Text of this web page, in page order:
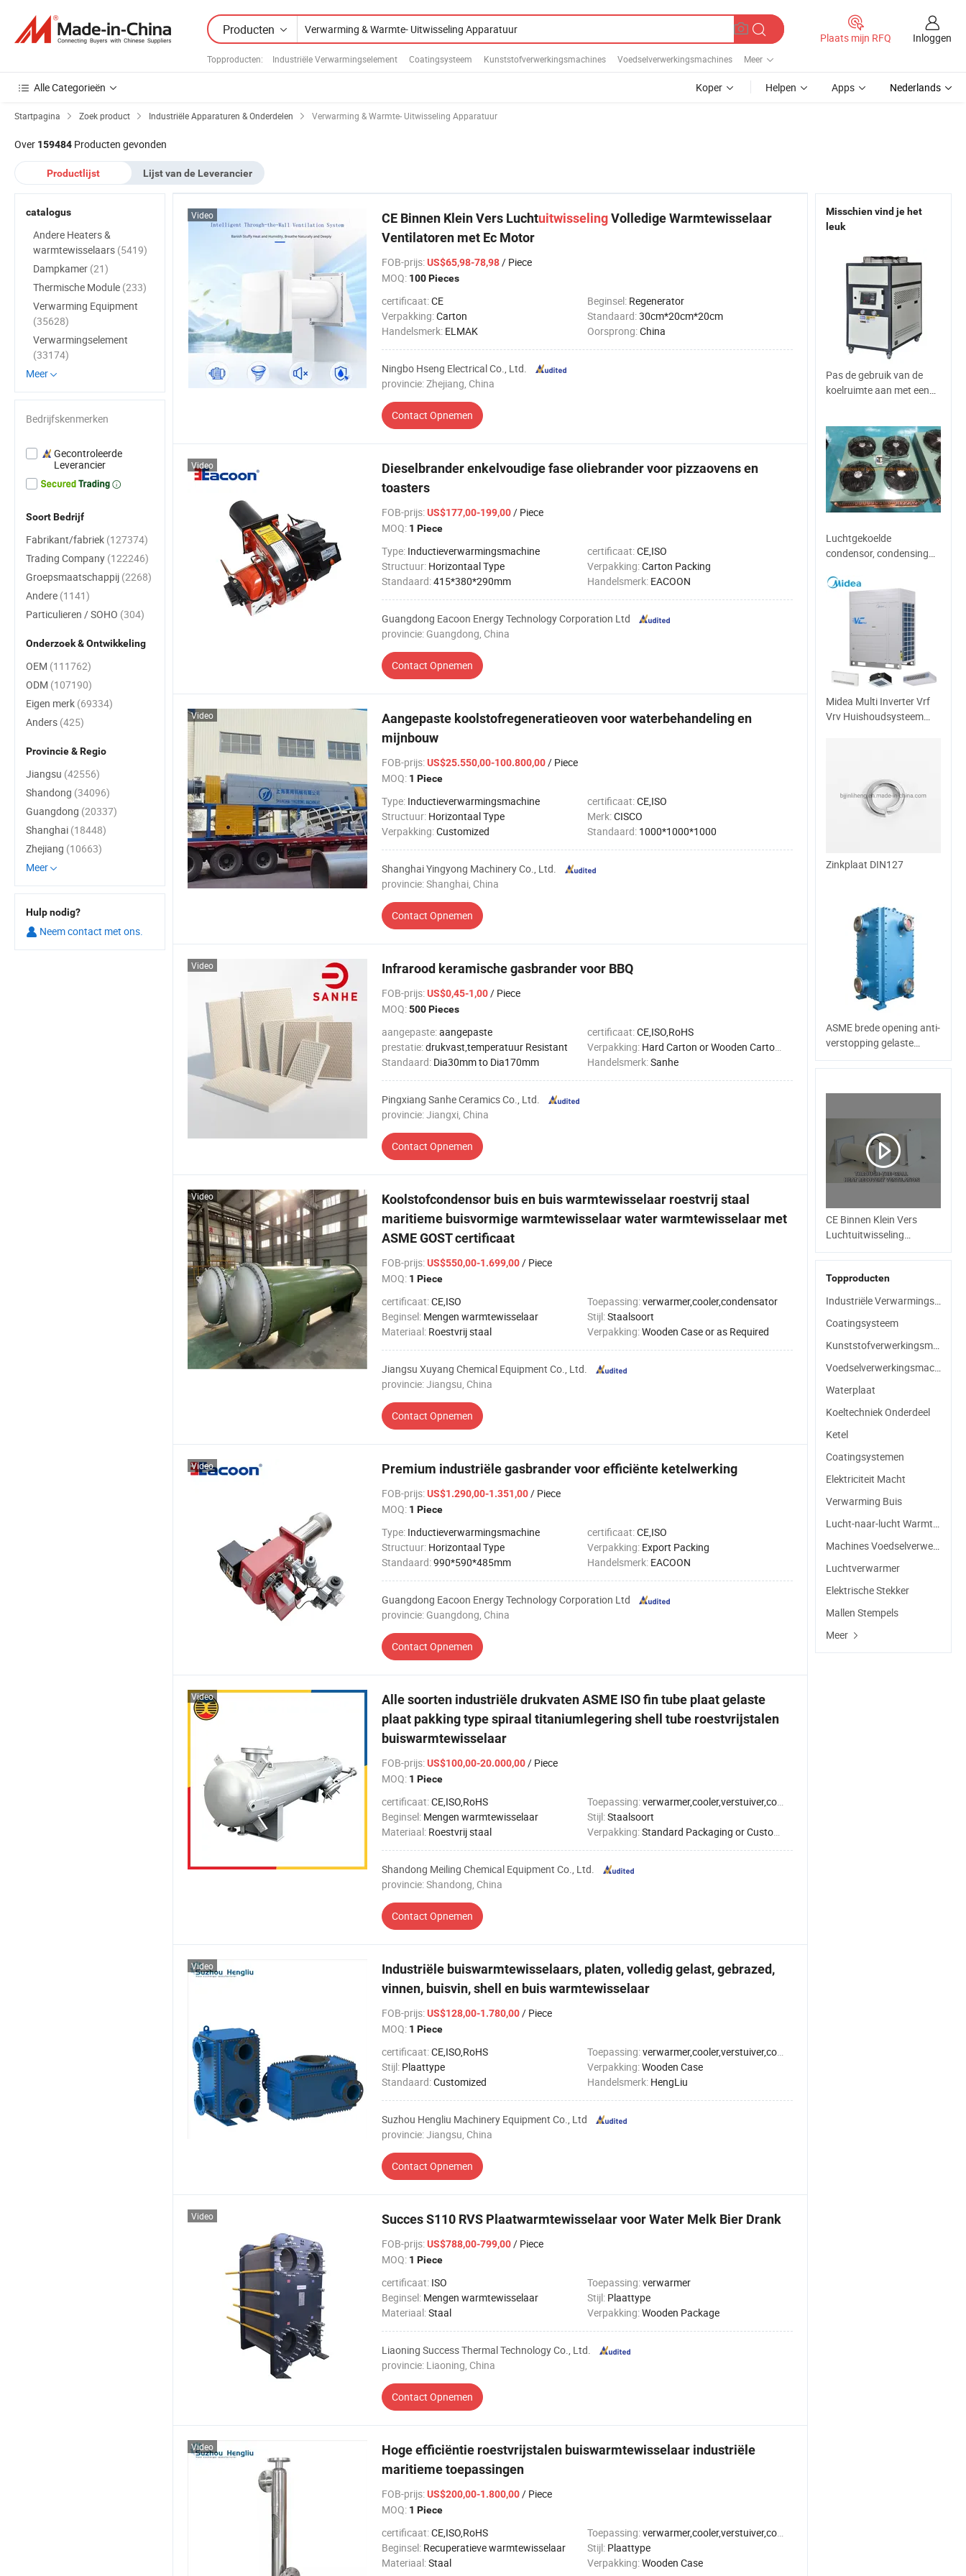
Producten
Topproducten: Industriële Verwarmingselement Coatingsysteem Kunststofverwerkingsmachines Voedselverwerkingsmachines Meer
Plaats mijn RFQ Inloggen
Alle Categorieën Koper Helpen Apps Nederlands
Startpagina Zoek product Industriële Apparaturen & Onderdelen Verwarming & Warmte- Uitwisseling Apparatuur
Over 159484 Producten gevonden
Productlijst Lijst van de Leverancier
CE Binnen Klein Vers LuchtuitwisselingVolledige Warmtewisselaar
Ventilatoren met Ec Motor
FOB-prijs:US$65,98-78,98/ Piece
MOQ: 100 Pieces
certificaat:CE Beginsel: Regenerator
Verpakking:Carton Standaard:30cm*20cm*20cm
Handelsmerk: ELMAK Oorsprong:China
Ningbo Hseng Electrical Co., Ltd.
provincie: Zhejiang, China
Contact Opnemen
Video
Dieselbrander enkelvoudige fase oliebrander voor pizzaovens en
toasters
FOB-prijs:US$177,00-199,00/ Piece
MOQ: 1 Piece
Type: Inductieverwarmingsmachine certificaat:CE,ISO
Structuur: Horizontaal Type Verpakking:Carton Packing
Standaard:415*380*290mm Handelsmerk: EACOON
Guangdong Eacoon Energy Technology Corporation Ltd
provincie: Guangdong, China
Contact Opnemen
Video
Aangepaste koolstofregeneratieoven voor waterbehandeling en
mijnbouw
FOB-prijs:US$25.550,00-100.800,00/ Piece
MOQ: 1 Piece
Type: Inductieverwarmingsmachine certificaat:CE,ISO
Structuur: Horizontaal Type Merk:CISCO
Verpakking:Customized Standaard: 1000*1000*1000
Shanghai Yingyong Machinery Co., Ltd.
provincie: Shanghai, China
Contact Opnemen
Video
Infrarood keramische gasbrander voor BBQ
FOB-prijs:US$0,45-1,00/ Piece
MOQ:500 Pieces
aangepaste:aangepaste certificaat:CE,ISO,RoHS
prestatie:drukvast,temperatuur Resistant Verpakking: Hard Carton or Wooden Carton with Pallet
Standaard: Dia30mm to Dia170mm Handelsmerk:Sanhe
Pingxiang Sanhe Ceramics Co., Ltd.
provincie: Jiangxi, China
Contact Opnemen
Video
Koolstofcondensor buis en buis warmtewisselaar roestvrij staal
maritieme buisvormige warmtewisselaar water warmtewisselaar met
ASME GOST certificaat
FOB-prijs:US$550,00-1.699,00/ Piece
MOQ: 1 Piece
certificaat:CE,ISO Toepassing:verwarmer,cooler,condensator
Beginsel: Mengen warmtewisselaar Stijl:Staalsoort
Materiaal: Roestvrij staal Verpakking:Wooden Case or as Required
Jiangsu Xuyang Chemical Equipment Co., Ltd.
provincie: Jiangsu, China
Contact Opnemen
Video
Premium industriële gasbrander voor efficiënte ketelwerking
FOB-prijs:US$1.290,00-1.351,00/ Piece
MOQ: 1 Piece
Type: Inductieverwarmingsmachine certificaat:CE,ISO
Structuur: Horizontaal Type Verpakking: Export Packing
Standaard:990*590*485mm Handelsmerk: EACOON
Guangdong Eacoon Energy Technology Corporation Ltd
provincie: Guangdong, China
Contact Opnemen
Video
Alle soorten industriële drukvaten ASME ISO fin tube plaat gelaste
plaat pakking type spiraal titaniumlegering shell tube roestvrijstalen
buiswarmtewisselaar
FOB-prijs:US$100,00-20.000,00/ Piece
MOQ: 1 Piece
certificaat:CE,ISO,RoHS Toepassing:verwarmer,cooler,verstuiver,condensator
Beginsel: Mengen warmtewisselaar Stijl:Staalsoort
Materiaal: Roestvrij staal Verpakking:Standard Packaging or Customized
Shandong Meiling Chemical Equipment Co., Ltd.
provincie: Shandong, China
Contact Opnemen
Video
Industriële buiswarmtewisselaars, platen, volledig gelast, gebrazed,
vinnen, buisvin, shell en buis warmtewisselaar
FOB-prijs:US$128,00-1.780,00/ Piece
MOQ: 1 Piece
certificaat:CE,ISO,RoHS Toepassing:verwarmer,cooler,verstuiver,condensator
Stijl: Plaattype Verpakking:Wooden Case
Standaard:Customized Handelsmerk: HengLiu
Suzhou Hengliu Machinery Equipment Co., Ltd
provincie: Jiangsu, China
Contact Opnemen
Video
Succes S110 RVS Plaatwarmtewisselaar voor Water Melk Bier Drank
FOB-prijs:US$788,00-799,00/ Piece
MOQ: 1 Piece
certificaat: ISO Toepassing:verwarmer
Beginsel: Mengen warmtewisselaar Stijl: Plaattype
Materiaal:Staal Verpakking:Wooden Package
Liaoning Success Thermal Technology Co., Ltd.
provincie: Liaoning, China
Contact Opnemen
Video
Hoge efficiëntie roestvrijstalen buiswarmtewisselaar industriële
maritieme toepassingen
FOB-prijs:US$200,00-1.800,00/ Piece
MOQ: 1 Piece
certificaat:CE,ISO,RoHS Toepassing:verwarmer,cooler,verstuiver,condensator
Beginsel: Recuperatieve warmtewisselaar Stijl: Plaattype
Materiaal:Staal Verpakking:Wooden Case
Video
Misschien vind je het
leuk
Pas de gebruik van de
koelruimte aan met een
Luchtgekoelde
condensor, condensing
industrie en commerciële
Midea Multi Inverter Vrf
Vrv Huishoudsysteem
Zinkplaat DIN127
ASME brede opening anti-
verstopping gelaste
plaatwarmtewisselaar
CE Binnen Klein Vers
Luchtuitwisseling
Volledige
Warmtewisselaar
Ventilatoren met Ec
Motor
Topproducten
Industriële Verwarmingselement
Coatingsysteem
Kunststofverwerkingsmachines
Voedselverwerkingsmachines
Waterplaat
Koeltechniek Onderdeel
Ketel
Coatingsystemen
Elektriciteit Macht
Verwarming Buis
Lucht-naar-lucht Warmteterugwininstallatie
Machines Voedselverwerking
Luchtverwarmer
Elektrische Stekker
Mallen Stempels
Meer
catalogus
Andere Heaters &
warmtewisselaars (5419)
Dampkamer (21)
Thermische Module (233)
Verwarming Equipment
(35628)
Verwarmingselement
(33174)
Meer
Bedrijfskenmerken
Gecontroleerde
Leverancier
Soort Bedrijf
Fabrikant/fabriek (127374)
Trading Company (122246)
Groepsmaatschappij (2268)
Andere (1141)
Particulieren / SOHO (304)
Onderzoek & Ontwikkeling
OEM (111762)
ODM (107190)
Eigen merk (69334)
Anders (425)
Provincie & Regio
Jiangsu (42556)
Shandong (34096)
Guangdong (20337)
Shanghai (18448)
Zhejiang (10663)
Meer
Hulp nodig?
Neem contact met ons.